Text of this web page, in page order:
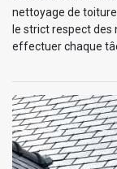
nettoyage de
le strict respect
effectuer chaque